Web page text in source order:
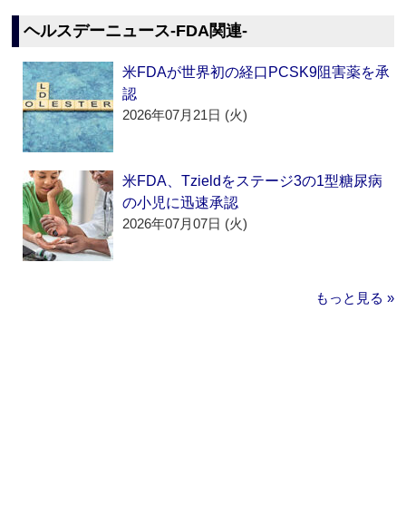
ヘルスデーニュース‐FDA関連‐
米FDAが世界初の経口PCSK9阻害薬を承
認
2026年07月21日 (火)
米FDA、Tzieldをステージ3の1型糖尿病
の小児に迅速承認
2026年07月07日 (火)
もっと見る »